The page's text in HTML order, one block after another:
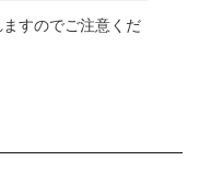
すのでご注意くだ